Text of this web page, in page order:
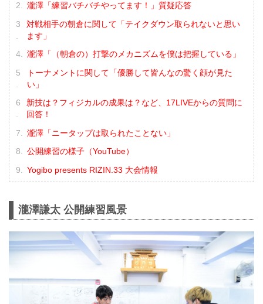
瀧澤「練習バチバチやってます！」質疑応答
対戦相手の朝倉に関して「テイクダウン取られないと思い
ます」
瀧澤「（朝倉の）打撃のメカニズムを僕は把握している」
トーナメントに関して「優勝して皆んなの驚く顔が見た
い」
新技は？フィジカルの成果は？など、17LIVEからの質問に
回答！
瀧澤「ニータップは取られたことない」
公開練習の様子（YouTube）
Yogibo presents RIZIN.33 大会情報
瀧澤謙太 公開練習風景